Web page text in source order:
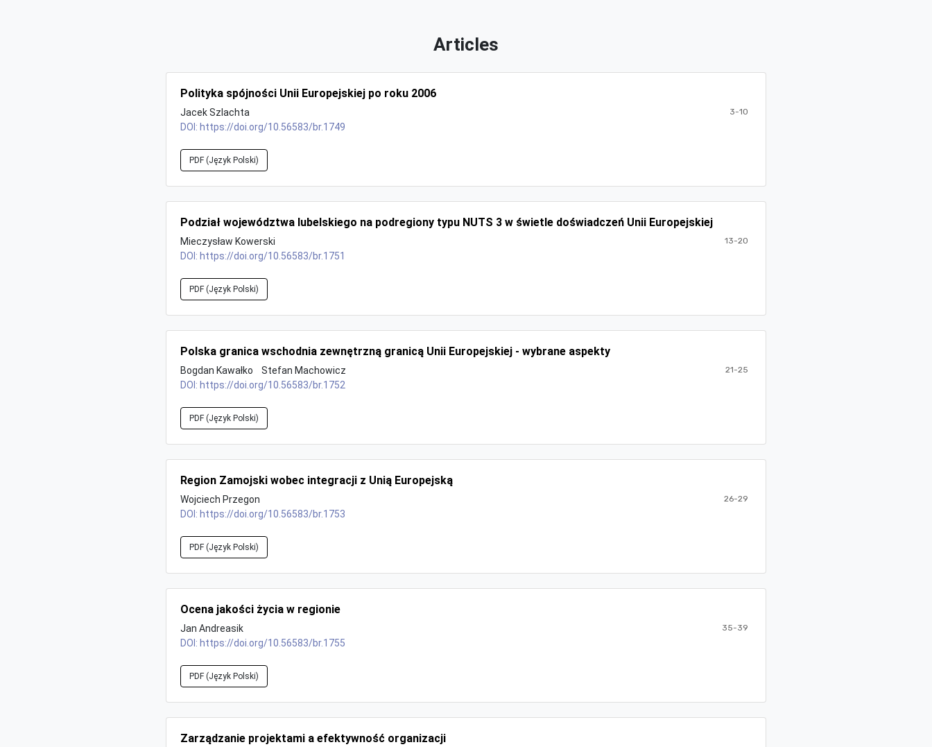
Articles
Polityka spójności Unii Europejskiej po roku 2006
Jacek Szlachta 3-10
DOI: https://doi.org/10.56583/br.1749
PDF (Język Polski)
Podział województwa lubelskiego na podregiony typu NUTS 3 w świetle doświadczeń Unii Europejskiej
Mieczysław Kowerski 13-20
DOI: https://doi.org/10.56583/br.1751
PDF (Język Polski)
Polska granica wschodnia zewnętrzną granicą Unii Europejskiej - wybrane aspekty
Bogdan Kawałko Stefan Machowicz 21-25
DOI: https://doi.org/10.56583/br.1752
PDF (Język Polski)
Region Zamojski wobec integracji z Unią Europejską
Wojciech Przegon 26-29
DOI: https://doi.org/10.56583/br.1753
PDF (Język Polski)
Ocena jakości życia w regionie
Jan Andreasik 35-39
DOI: https://doi.org/10.56583/br.1755
PDF (Język Polski)
Zarządzanie projektami a efektywność organizacji